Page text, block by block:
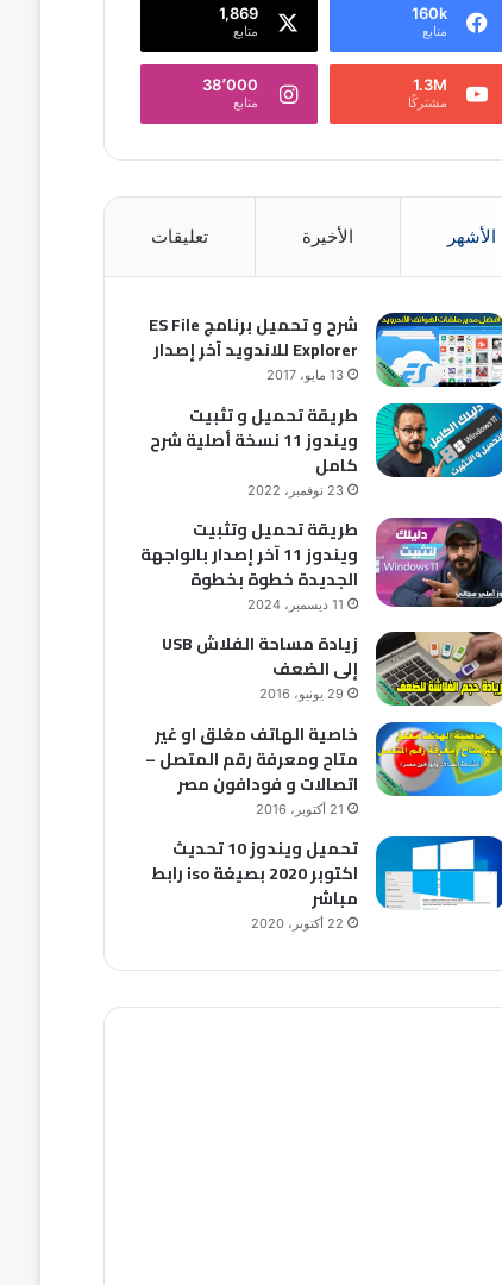
160k
متابع
1,869
متابع
1.3M
مشتركًا
38٬000
متابع
الأشهر الأخيرة تعليقات
شرح و تحميل برنامج ES File
Explorer للاندويد آخر إصدار
13 مايو، 2017
طريقة تحميل و تثبيت
ويندوز 11 نسخة أصلية شرح
كامل
23 نوفمبر، 2022
طريقة تحميل وتثبيت
ويندوز 11 آخر إصدار بالواجهة
الجديدة خطوة بخطوة
11 ديسمبر، 2024
زيادة مساحة الفلاش USB
إلى الضعف
29 يونيو، 2016
خاصية الهاتف مغلق او غير
متاح ومعرفة رقم المتصل –
اتصالات و فودافون مصر
21 أكتوبر، 2016
تحميل ويندوز 10 تحديث
اكتوبر 2020 بصيغة iso رابط
مباشر
22 أكتوبر، 2020